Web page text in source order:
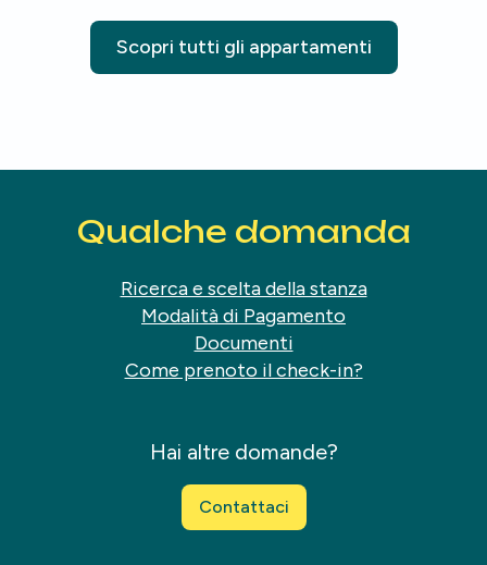
Scopri tutti gli appartamenti
Qualche domanda
Ricerca e scelta della stanza
Modalità di Pagamento
Documenti
Come prenoto il check-in?
Hai altre domande?
Contattaci